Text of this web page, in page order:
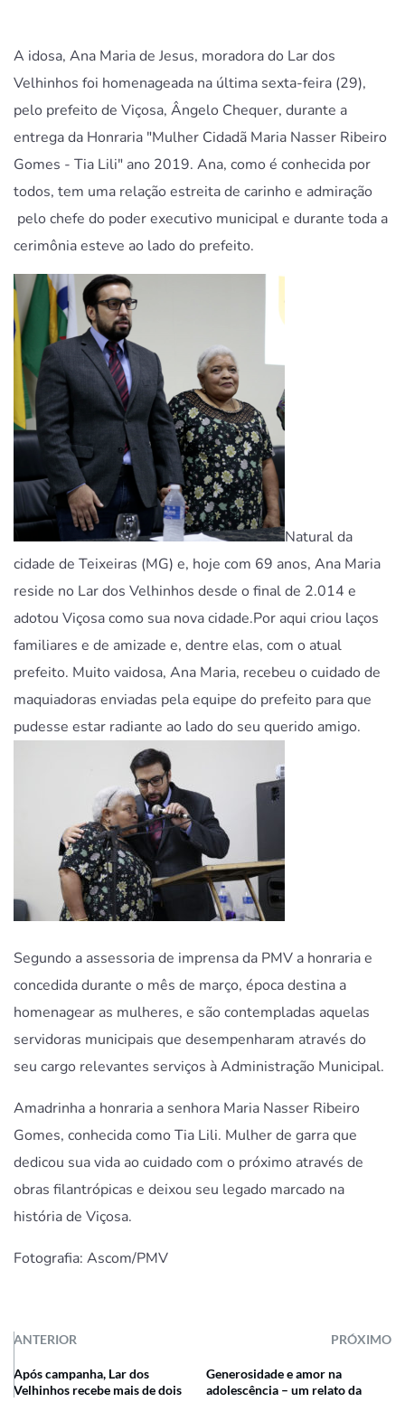
A idosa, Ana Maria de Jesus, moradora do Lar dos
Velhinhos foi homenageada na última sexta-feira (29),
pelo prefeito de Viçosa, Ângelo Chequer, durante a
entrega da Honraria "Mulher Cidadã Maria Nasser Ribeiro
Gomes - Tia Lili" ano 2019. Ana, como é conhecida por
todos, tem uma relação estreita de carinho e admiração
pelo chefe do poder executivo municipal e durante toda a
cerimônia esteve ao lado do prefeito.
Natural da
cidade de Teixeiras (MG) e, hoje com 69 anos, Ana Maria
reside no Lar dos Velhinhos desde o final de 2.014 e
adotou Viçosa como sua nova cidade.Por aqui criou laços
familiares e de amizade e, dentre elas, com o atual
prefeito. Muito vaidosa, Ana Maria, recebeu o cuidado de
maquiadoras enviadas pela equipe do prefeito para que
pudesse estar radiante ao lado do seu querido amigo.
Segundo a assessoria de imprensa da PMV a honraria e
concedida durante o mês de março, época destina a
homenagear as mulheres, e são contempladas aquelas
servidoras municipais que desempenharam através do
seu cargo relevantes serviços à Administração Municipal.
Amadrinha a honraria a senhora Maria Nasser Ribeiro
Gomes, conhecida como Tia Lili. Mulher de garra que
dedicou sua vida ao cuidado com o próximo através de
obras filantrópicas e deixou seu legado marcado na
história de Viçosa.
Fotografia: Ascom/PMV
ANTERIOR PRÓXIMO
Após campanha, Lar dos
Velhinhos recebe mais de dois
Generosidade e amor na
adolescência – um relato da